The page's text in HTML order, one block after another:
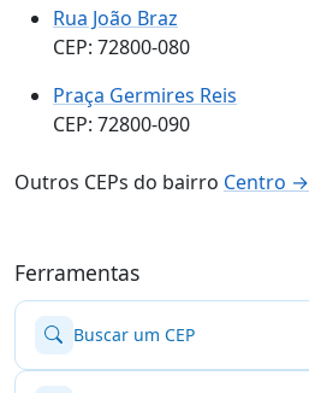
Rua João Braz
CEP: 72800-080
Praça Germires Reis
CEP: 72800-090
Outros CEPs do bairro Centro →
Ferramentas
Buscar um CEP